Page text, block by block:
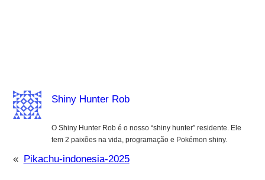
Shiny Hunter Rob
O Shiny Hunter Rob é o nosso “shiny hunter” residente. Ele
tem 2 paixões na vida, programação e Pokémon shiny.
« Pikachu-indonesia-2025